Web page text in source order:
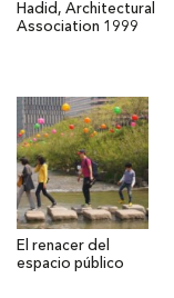
Hadid, Architectural
Association 1999
El renacer del
espacio público